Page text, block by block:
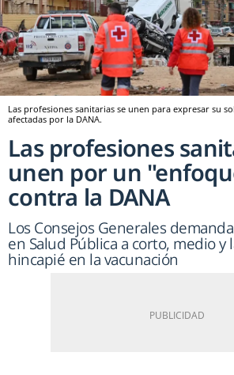
Las profesiones sanitarias se unen para expresar su
afectadas por la DANA.
Las profesiones
unen por un
contra la DANA
Los Consejos Generales
en Salud Pública a corto, medio y
hincapié en la vacunación